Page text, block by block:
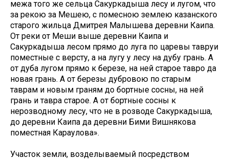
межа того же сельца Сакуркадыша лесу и лугом, что
за рекою за Мешею, с помесною землею казанского
старого жильца Дмитрея Малышева деревни Каипа.
От реки от Меши выше деревни Каипа и
Сакуркадыша лесом прямо до луга по царевы тавруи
поместные с версту, а на лугу у лесу на дубу грань. А
от дуба лугом прямо к березе, на ней старое тавро да
новая грань. А от березы дубровою по старым
таврам и новым граням до бортные сосны, на ней
грань и тавра старое. А от бортные сосны к
нерозводному лесу, что не в розводе Сакуркадыша,
до деревни Каипа да деревни Бими Вишнякова
поместная Караулова».
Участок земли, возделываемый посредством